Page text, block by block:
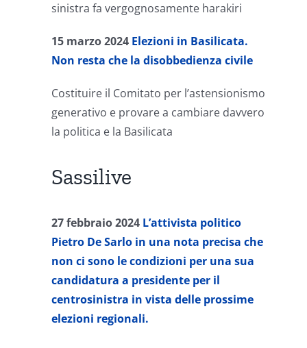
sinistra fa vergognosamente harakiri
15 marzo 2024 Elezioni in Basilicata.
Non resta che la disobbedienza civile
Costituire il Comitato per l’astensionismo
generativo e provare a cambiare davvero
la politica e la Basilicata
Sassilive
27 febbraio 2024 L’attivista politico
Pietro De Sarlo in una nota precisa che
non ci sono le condizioni per una sua
candidatura a presidente per il
centrosinistra in vista delle prossime
elezioni regionali.